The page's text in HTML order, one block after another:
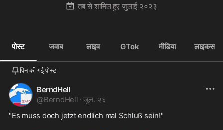
तब से शामिल हुए जुलाई २०२३
पोस्ट जवाब लाइव GTok मीडिया लाइकस
पिन की गई् पोस्ट
BerndHell
@BerndHell · जुल. २६
"Es muss doch jetzt endlich mal Schluß sein!"